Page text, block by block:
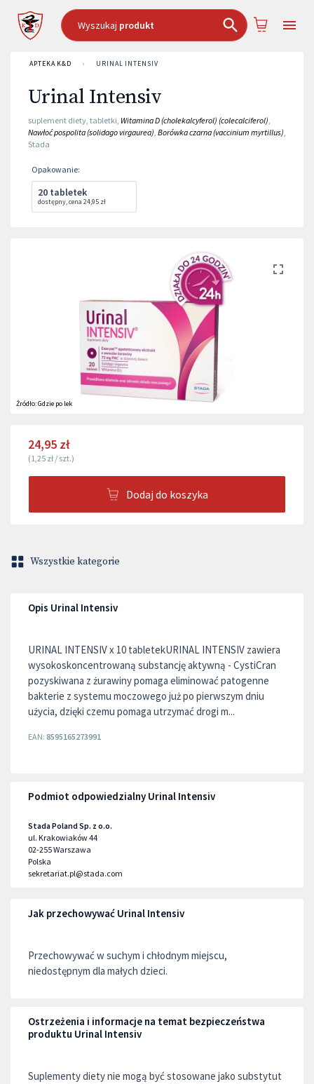
Wyszukaj produkt
APTEKA K&D › URINAL INTENSIV
Urinal Intensiv
suplement diety, tabletki, Witamina D (cholekalcyferol) (colecalciferol),
Nawłoć pospolita (solidago virgaurea), Borówka czarna (vaccinium myrtillus),
Stada
Opakowanie:
20 tabletek
dostępny,cena 24,95 zł
Źródło:Gdzie po lek
24,95 zł
(1,25 zł / szt.)
Dodaj do koszyka
Wszystkie kategorie
Opis Urinal Intensiv
URINAL INTENSIV x 10 tabletekURINAL INTENSIV zawiera
wysokoskoncentrowaną substancję aktywną - CystiCran
pozyskiwana z żurawiny pomaga eliminować patogenne
bakterie z systemu moczowego już po pierwszym dniu
użycia, dzięki czemu pomaga utrzymać drogi m...
EAN: 8595165273991
Podmiot odpowiedzialny Urinal Intensiv
Stada Poland Sp. z o.o.
ul. Krakowiaków 44
02-255Warszawa
Polska
sekretariat.pl@stada.com
Jak przechowywać Urinal Intensiv
Przechowywać w suchym i chłodnym miejscu,
niedostępnym dla małych dzieci.
Ostrzeżenia i informacje na temat bezpieczeństwa
produktu Urinal Intensiv
Suplementy diety nie mogą być stosowane jako substytut